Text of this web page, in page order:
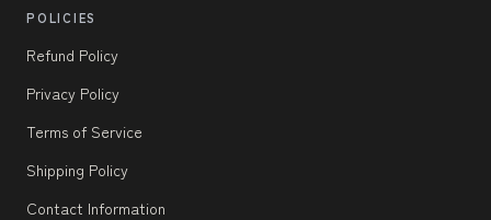
POLICIES
Refund Policy
Privacy Policy
Terms of Service
Shipping Policy
Contact Information